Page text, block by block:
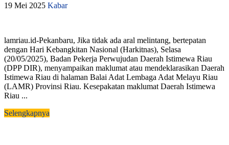
19 Mei 2025 Kabar
lamriau.id-Pekanbaru, Jika tidak ada aral melintang, bertepatan
dengan Hari Kebangkitan Nasional (Harkitnas), Selasa
(20/05/2025), Badan Pekerja Perwujudan Daerah Istimewa Riau
(DPP DIR), menyampaikan maklumat atau mendeklarasikan Daerah
Istimewa Riau di halaman Balai Adat Lembaga Adat Melayu Riau
(LAMR) Provinsi Riau. Kesepakatan maklumat Daerah Istimewa
Riau ...
Selengkapnya